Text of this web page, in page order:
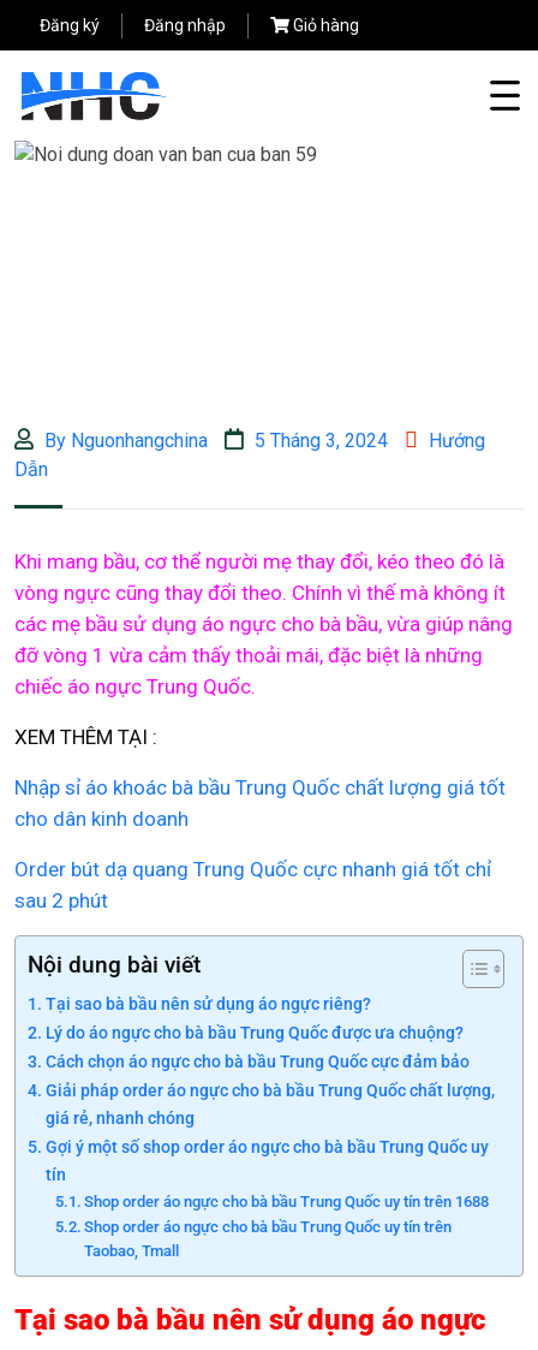
Đăng ký Đăng nhập Giỏ hàng
By Nguonhangchina 5 Tháng 3, 2024
Hướng
Dẫn
Khi mang bầu, cơ thể người mẹ thay đổi, kéo theo đó là
vòng ngực cũng thay đổi theo. Chính vì thế mà không ít
các mẹ bầu sử dụng áo ngực cho bà bầu, vừa giúp nâng
đỡ vòng 1 vừa cảm thấy thoải mái, đặc biệt là những
chiếc áo ngực Trung Quốc.
XEM THÊM TẠI :
Nhập sỉ áo khoác bà bầu Trung Quốc chất lượng giá tốt
cho dân kinh doanh
Order bút dạ quang Trung Quốc cực nhanh giá tốt chỉ
sau 2 phút
Nội dung bài viết
Tại sao bà bầu nên sử dụng áo ngực riêng?
Lý do áo ngực cho bà bầu Trung Quốc được ưa chuộng?
Cách chọn áo ngực cho bà bầu Trung Quốc cực đảm bảo
Giải pháp order áo ngực cho bà bầu Trung Quốc chất lượng,
giá rẻ, nhanh chóng
Gợi ý một số shop order áo ngực cho bà bầu Trung Quốc uy
tín
Shop order áo ngực cho bà bầu Trung Quốc uy tín trên 1688
Shop order áo ngực cho bà bầu Trung Quốc uy tín trên
Taobao, Tmall
Tại sao bà bầu nên sử dụng áo ngực